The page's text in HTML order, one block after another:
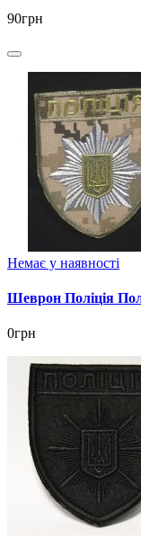
90грн
Немає у наявності
Шеврон Поліція
0грн